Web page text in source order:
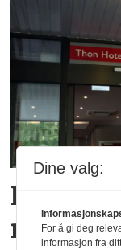
Fra
nytt
Dine valg:
For å gi deg
informasjon fra